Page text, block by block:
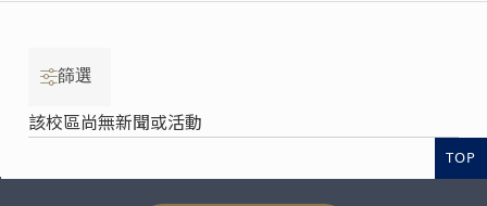
篩選
該校區尚無新聞或活動
TOP